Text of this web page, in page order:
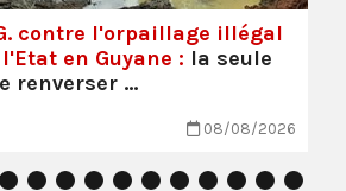
contre l'orpaillage illégal
en Guyane : la seule
renverser …
08/08/2026